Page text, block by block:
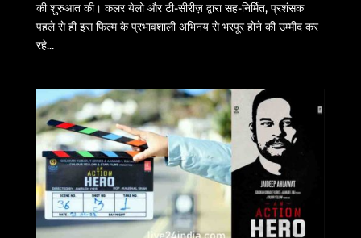
की शुरुआत की। कलर येलो और टी-सीरीज़ द्वारा सह-निर्मित, प्रशंसक
पहले से ही इस फिल्म के प्रभावशाली अभिनय से भरपूर होने की उम्मीद कर
रहे...